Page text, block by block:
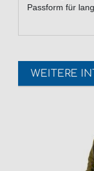
Passform für
WEITERE